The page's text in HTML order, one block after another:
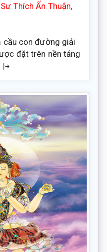
Thích Ấn Thuận,
cầu con đường giải
đặt trên nền tảng